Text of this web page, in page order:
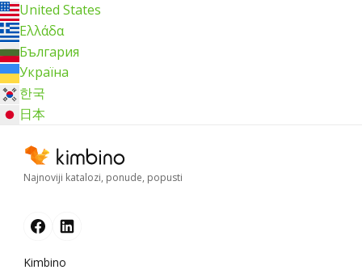
United States
Ελλάδα
България
Україна
한국
日本
Najnoviji katalozi, ponude, popusti
Kimbino